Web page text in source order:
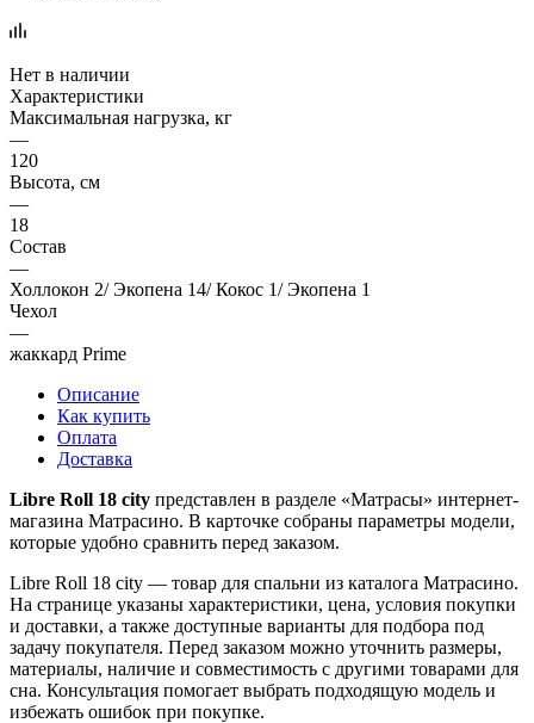
Нет в наличии
Характеристики
Максимальная нагрузка, кг
—
120
Высота, см
—
18
Состав
—
Холлокон 2/ Экопена 14/ Кокос 1/ Экопена 1
Чехол
—
жаккард Prime
Описание
Как купить
Оплата
Доставка
Libre Roll 18 city представлен в разделе «Матрасы» интернет-
магазина Матрасино. В карточке собраны параметры модели,
которые удобно сравнить перед заказом.
Libre Roll 18 city — товар для спальни из каталога Матрасино.
На странице указаны характеристики, цена, условия покупки
и доставки, а также доступные варианты для подбора под
задачу покупателя. Перед заказом можно уточнить размеры,
материалы, наличие и совместимость с другими товарами для
сна. Консультация помогает выбрать подходящую модель и
избежать ошибок при покупке.